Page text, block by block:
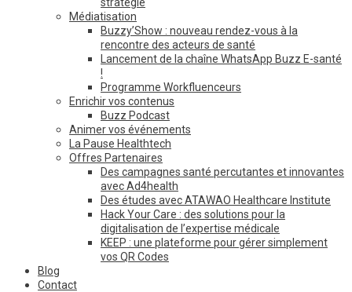
Médiatisation
Buzzy’Show : nouveau rendez-vous à la
rencontre des acteurs de santé
Lancement de la chaîne WhatsApp Buzz E-santé
!
Programme Workfluenceurs
Enrichir vos contenus
Buzz Podcast
Animer vos événements
La Pause Healthtech
Offres Partenaires
Des campagnes santé percutantes et innovantes
avec Ad4health
Des études avec ATAWAO Healthcare Institute
Hack Your Care : des solutions pour la
digitalisation de l’expertise médicale
KEEP : une plateforme pour gérer simplement
vos QR Codes
Blog
Contact